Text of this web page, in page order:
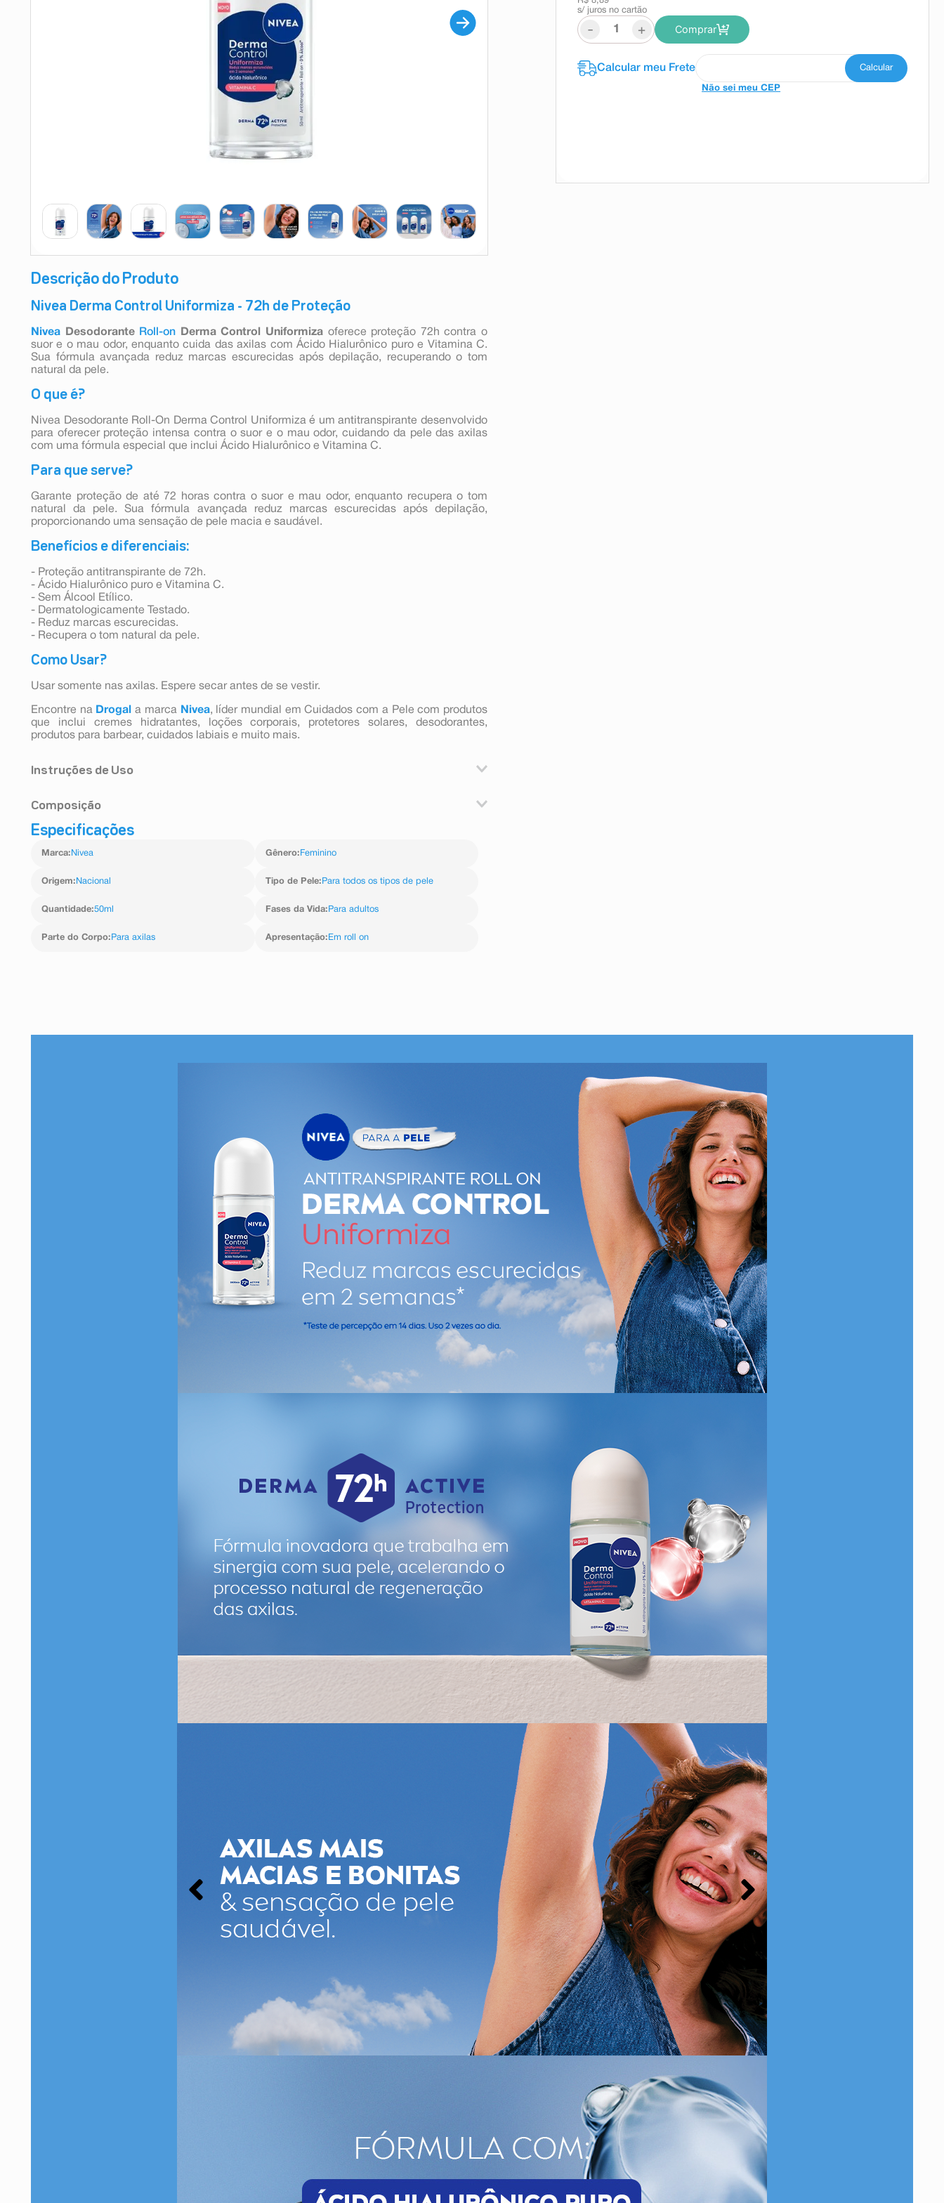
Descrição do Produto
Nivea Derma Control Uniformiza - 72h de Proteção
Nivea Desodorante Roll-on Derma Control Uniformiza oferece proteção 72h contra o
suor e o mau odor, enquanto cuida das axilas com Ácido Hialurônico puro e Vitamina C.
Sua fórmula avançada reduz marcas escurecidas após depilação, recuperando o tom
natural da pele.
O que é?
Nivea Desodorante Roll-On Derma Control Uniformiza é um antitranspirante desenvolvido
para oferecer proteção intensa contra o suor e o mau odor, cuidando da pele das axilas
com uma fórmula especial que inclui Ácido Hialurônico e Vitamina C.
Para que serve?
Garante proteção de até 72 horas contra o suor e mau odor, enquanto recupera o tom
natural da pele. Sua fórmula avançada reduz marcas escurecidas após depilação,
proporcionando uma sensação de pele macia e saudável.
Benefícios e diferenciais:
- Proteção antitranspirante de 72h.
- Ácido Hialurônico puro e Vitamina C.
- Sem Álcool Etílico.
- Dermatologicamente Testado.
- Reduz marcas escurecidas.
- Recupera o tom natural da pele.
Como Usar?
Usar somente nas axilas. Espere secar antes de se vestir.
Encontre na Drogal a marca Nivea, líder mundial em Cuidados com a Pele com produtos
que inclui cremes hidratantes, loções corporais, protetores solares, desodorantes,
produtos para barbear, cuidados labiais e muito mais.
Instruções de Uso
Composição
Aqua, Aluminum Chlorohydrate, PPG-15 Stearyl Ether, Steareth-2, Steareth-21, Sodium
Acetate, Octyldodecanol, Persea Gratissima Oil, Glycerin, Tocopherol, Trisodium EDTA,
Especificações
Marca: Nivea Gênero: Feminino
Origem: Nacional Tipo de Pele: Para todos os tipos de pele
Quantidade:50ml Fases da Vida: Para adultos
Parte do Corpo: Para axilas Apresentação: Em roll on
s/ juros no cartão
- + Comprar
Não sei meu CEP
teste gravidez
esmalte